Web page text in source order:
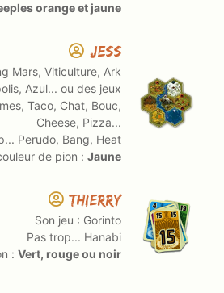
orange et jaune
Jess
Mars, Viticulture, Ark
Azul... ou des jeux
Taco, Chat, Bouc,
Cheese, Pizza...
Perudo, Bang, Heat
de pion : Jaune
Thierry
Son jeu : Gorinto
Pas trop... Hanabi
: Vert, rouge ou noir